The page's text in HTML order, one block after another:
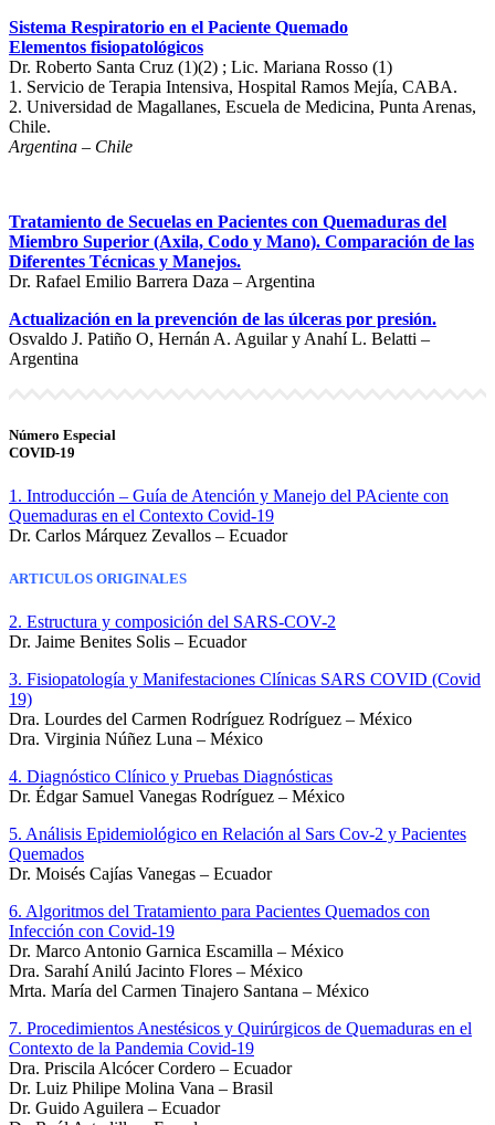
Sistema Respiratorio en el Paciente Quemado
Elementos fisiopatológicos
Dr. Roberto Santa Cruz (1)(2) ; Lic. Mariana Rosso (1)
1. Servicio de Terapia Intensiva, Hospital Ramos Mejía, CABA.
2. Universidad de Magallanes, Escuela de Medicina, Punta Arenas,
Chile.
Argentina – Chile
Tratamiento de Secuelas en Pacientes con Quemaduras del
Miembro Superior (Axila, Codo y Mano). Comparación de las
Diferentes Técnicas y Manejos.
Dr. Rafael Emilio Barrera Daza – Argentina
Actualización en la prevención de las úlceras por presión.
Osvaldo J. Patiño O, Hernán A. Aguilar y Anahí L. Belatti –
Argentina
Número Especial
COVID-19
1. Introducción – Guía de Atención y Manejo del PAciente con
Quemaduras en el Contexto Covid-19
Dr. Carlos Márquez Zevallos – Ecuador
ARTICULOS ORIGINALES
2. Estructura y composición del SARS-COV-2
Dr. Jaime Benites Solis – Ecuador
3. Fisiopatología y Manifestaciones Clínicas SARS COVID (Covid
19)
Dra. Lourdes del Carmen Rodríguez Rodríguez – México
Dra. Virginia Núñez Luna – México
4. Diagnóstico Clínico y Pruebas Diagnósticas
Dr. Édgar Samuel Vanegas Rodríguez – México
5. Análisis Epidemiológico en Relación al Sars Cov-2 y Pacientes
Quemados
Dr. Moisés Cajías Vanegas – Ecuador
6. Algoritmos del Tratamiento para Pacientes Quemados con
Infección con Covid-19
Dr. Marco Antonio Garnica Escamilla – México
Dra. Sarahí Anilú Jacinto Flores – México
Mrta. María del Carmen Tinajero Santana – México
7. Procedimientos Anestésicos y Quirúrgicos de Quemaduras en el
Contexto de la Pandemia Covid-19
Dra. Priscila Alcócer Cordero – Ecuador
Dr. Luiz Philipe Molina Vana – Brasil
Dr. Guido Aguilera – Ecuador